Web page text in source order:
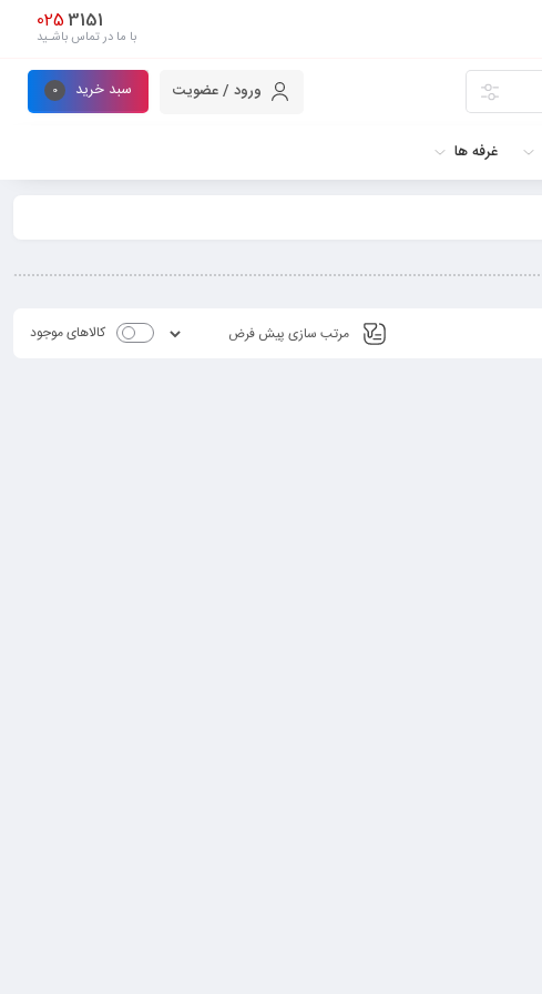
3151
025
با ما در تماس باشـید
ورود / عضویت سبد خرید 0
غرفه ها
کالاهای موجود